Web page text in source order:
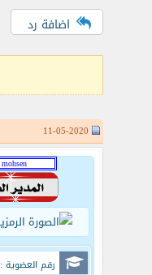
اضافة رد
رقم العضوية : 1581